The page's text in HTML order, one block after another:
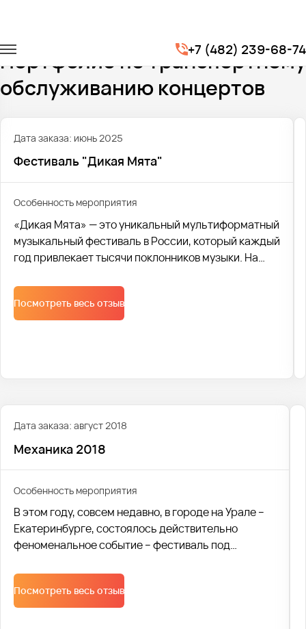
+7 (482) 239-68-74
Транспорт на концерты
Портфолио по транспортному
обслуживанию концертов
Дата заказа: июнь 2025
Фестиваль "Дикая Мята"
Особенность мероприятия
«Дикая Мята» — это уникальный мультиформатный
музыкальный фестиваль в России, который каждый
год привлекает тысячи поклонников музыки. На
любимые артисты, так и свежие имена, которые
только начинают завоевывать сердца слушателей.
Мы с гордостью отмечаем, что в этом году нам
Посмотреть весь отзыв
Дата заказа: август 2018
Механика 2018
Особенность мероприятия
В этом году, совсем недавно, в городе на Урале –
Екатеринбурге, состоялось действительно
феноменальное событие – фестиваль под
стоило забыть обо всем на свете и просто
отдаваться ощущениям. Новейшие технологии
вкупе с человеческим разумом – и получается
Посмотреть весь отзыв